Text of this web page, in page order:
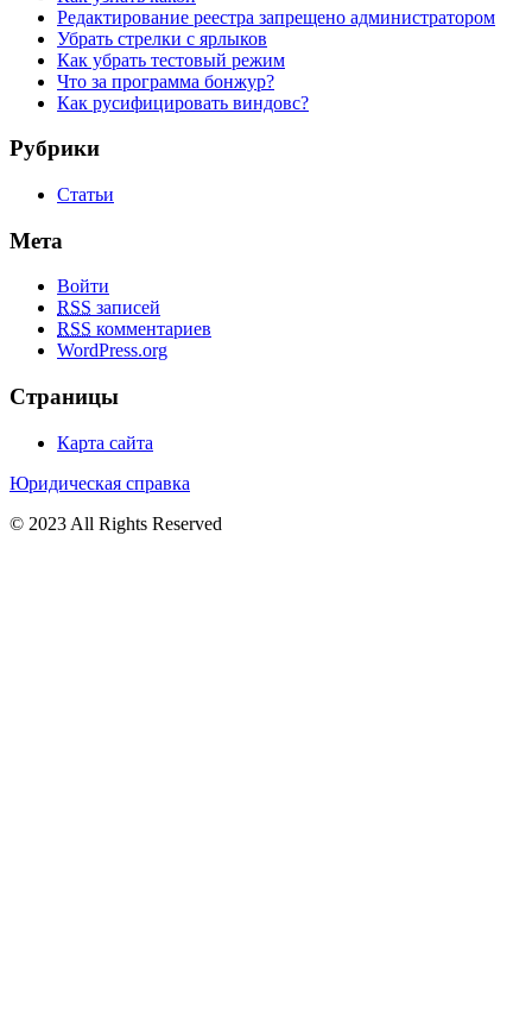
Редактирование реестра запрещено администратором
Убрать стрелки с ярлыков
Как убрать тестовый режим
Что за программа бонжур?
Как русифицировать виндовс?
Рубрики
Статьи
Мета
Войти
RSS записей
RSS комментариев
WordPress.org
Страницы
Карта сайта
Юридическая справка
© 2023 All Rights Reserved